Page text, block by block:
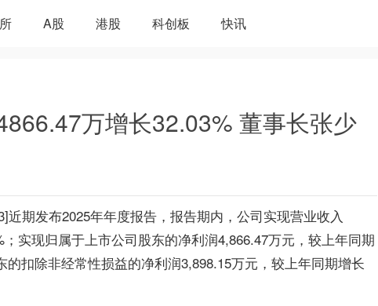
A股 港股 科创板 快讯
万增长32.03% 董事长张少
近期发布2025年年度报告，报告期内，公司实现营业收入
实现归属于上市公司股东的净利润4,866.47万元，较上年同期
扣除非经常性损益的净利润3,898.15万元，较上年同期增长